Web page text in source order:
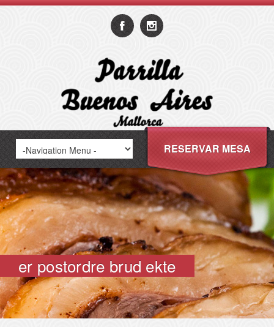
RESERVAR MESA
er postordre brud ekte